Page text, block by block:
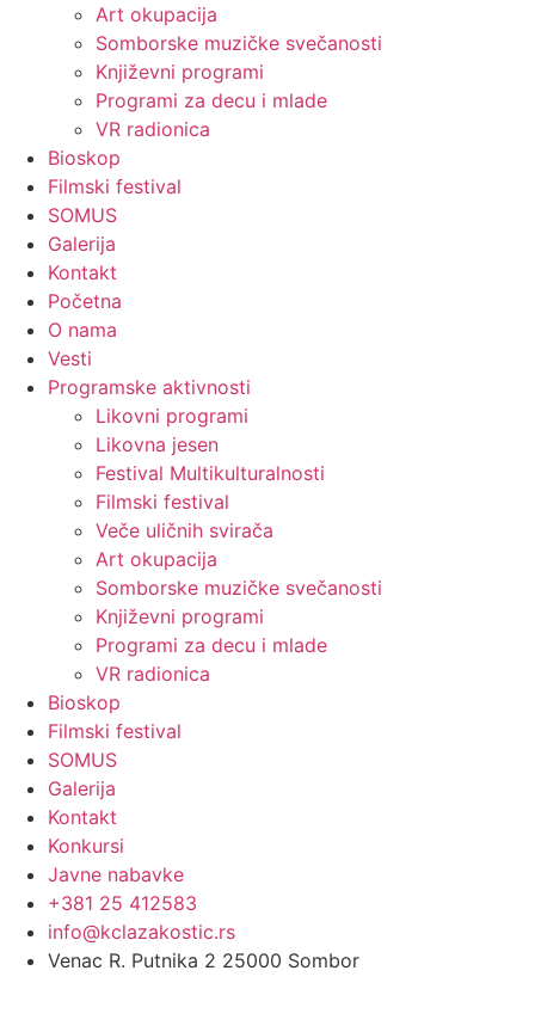
Art okupacija
Somborske muzičke svečanosti
Književni programi
Programi za decu i mlade
VR radionica
Bioskop
Filmski festival
SOMUS
Galerija
Kontakt
Početna
O nama
Vesti
Programske aktivnosti
Likovni programi
Likovna jesen
Festival Multikulturalnosti
Filmski festival
Veče uličnih svirača
Art okupacija
Somborske muzičke svečanosti
Književni programi
Programi za decu i mlade
VR radionica
Bioskop
Filmski festival
SOMUS
Galerija
Kontakt
Konkursi
Javne nabavke
+381 25 412583
info@kclazakostic.rs
Venac R. Putnika 2 25000 Sombor